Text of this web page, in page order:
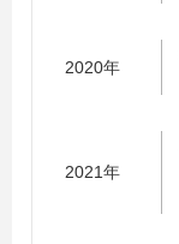
2020年
2021年